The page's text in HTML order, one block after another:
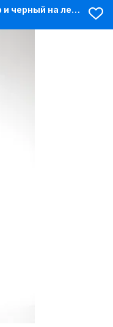
Платье шифон мультиколор и черный на лето длиной 114 см